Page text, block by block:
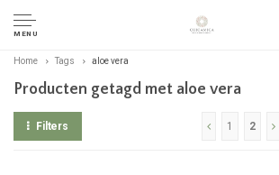
MENU
Home Tags aloe vera
Producten getagd met aloe vera
Filters 1 2